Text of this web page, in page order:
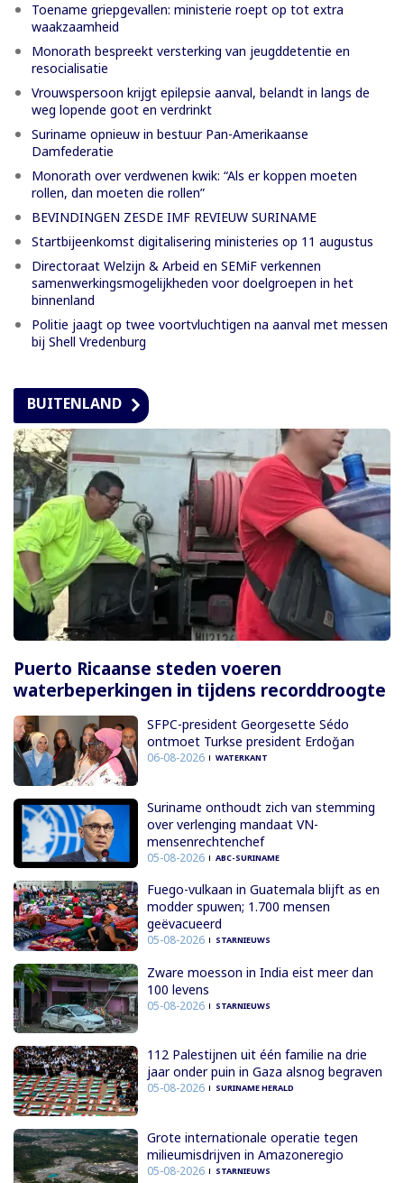
Toename griepgevallen: ministerie roept op tot extra
waakzaamheid
Monorath bespreekt versterking van jeugddetentie en
resocialisatie
Vrouwspersoon krijgt epilepsie aanval, belandt in langs de
weg lopende goot en verdrinkt
Suriname opnieuw in bestuur Pan-Amerikaanse
Damfederatie
Monorath over verdwenen kwik: “Als er koppen moeten
rollen, dan moeten die rollen”
BEVINDINGEN ZESDE IMF REVIEUW SURINAME
Startbijeenkomst digitalisering ministeries op 11 augustus
Directoraat Welzijn & Arbeid en SEMiF verkennen
samenwerkingsmogelijkheden voor doelgroepen in het
binnenland
Politie jaagt op twee voortvluchtigen na aanval met messen
bij Shell Vredenburg
BUITENLAND
Puerto Ricaanse steden voeren
waterbeperkingen in tijdens recorddroogte
SFPC-president Georgesette Sédo
ontmoet Turkse president Erdoğan
06-08-2026 WATERKANT
Suriname onthoudt zich van stemming
over verlenging mandaat VN-
mensenrechtenchef
05-08-2026 ABC-SURINAME
Fuego-vulkaan in Guatemala blijft as en
modder spuwen; 1.700 mensen
geëvacueerd
05-08-2026 STARNIEUWS
Zware moesson in India eist meer dan
100 levens
05-08-2026 STARNIEUWS
112 Palestijnen uit één familie na drie
jaar onder puin in Gaza alsnog begraven
05-08-2026 SURINAME HERALD
Grote internationale operatie tegen
milieumisdrijven in Amazoneregio
05-08-2026 STARNIEUWS